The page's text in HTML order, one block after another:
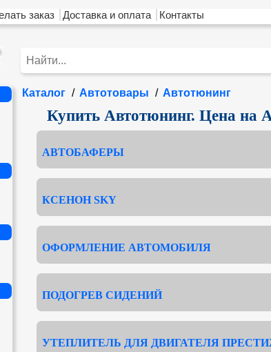
заказ Доставка и оплата Контакты
Каталог / Автотовары / Автотюнинг
Купить Автотюнинг. Цена на
АВТОБАФЕРЫ
КСЕНОН SKY
ОФОРМЛЕНИЕ АВТОМОБИЛЯ
ПОДОГРЕВ СИДЕНИЙ
УТЕПЛИТЕЛЬ ДЛЯ ДВИГАТЕЛЯ